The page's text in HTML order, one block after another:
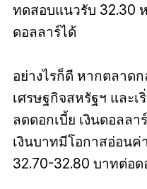
ทดสอบแนวรับ 32.30
ดอลลาร์ได้
อย่างไรก็ดี หากตลาด
เศรษฐกิจสหรัฐฯ และ
ลดดอกเบี้ย เงินดอลล
เงินบาทมีโอกาสอ่อน
32.70-32.80 บาทต่อด